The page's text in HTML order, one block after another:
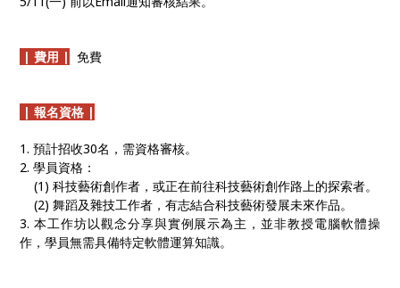
| 費用 | 免費
| 報名資格 |
1. 預計招收30名，需資格審核。
2. 學員資格：
(1) 科技藝術創作者，或正在前往科技藝術創作路上的探索者。
(2) 舞蹈及雜技工作者，有志結合科技藝術發展未來作品。
3. 本工作坊以觀念分享與實例展示為主，並非教授電腦軟體操
作，學員無需具備特定軟體運算知識。